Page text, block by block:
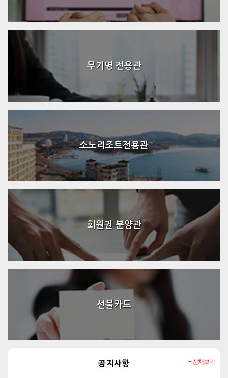
무기명 전용관
소노리조트전용관
회원권 분양관
선불카드
공지사항 + 전체보기